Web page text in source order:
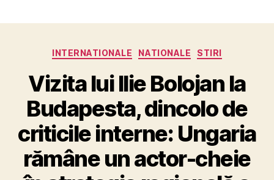
Categories
INTERNATIONALE NATIONALE STIRI
Vizita lui Ilie Bolojan la
Budapesta, dincolo de
criticile interne: Ungaria
rămâne un actor-cheie